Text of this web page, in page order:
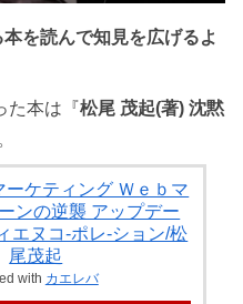
を読んで知見を広げるよ
た本は『松尾 茂起(著) 沈黙
ーケティング Ｗｅｂマ
ンの逆襲 アップデー
エヌコ-ポレ-ション/松
尾茂起
with カエレバ